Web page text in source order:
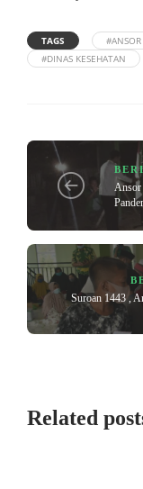
TAGS #ANSOR
#DINAS KESEHATAN
Ansor
Suroan 1443 ,
Related